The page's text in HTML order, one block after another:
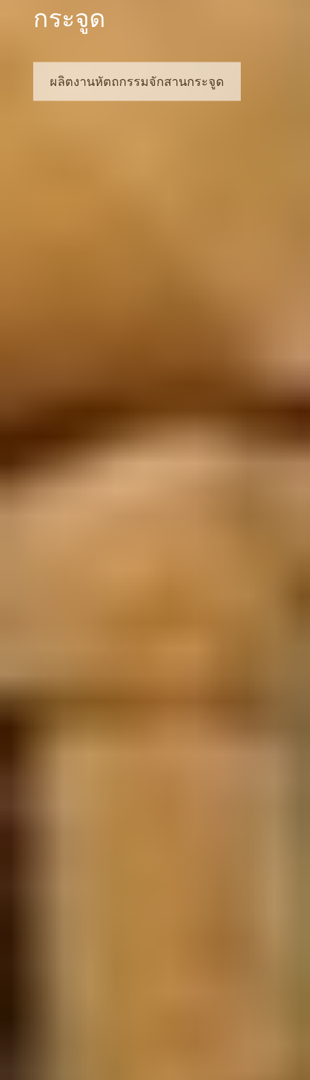
กระจูด
ผลิตงานหัตถกรรมจักสานกระจูด